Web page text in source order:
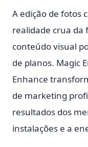
A edição de fotos
realidade crua da
conteúdo visual
de planos. Magic
Enhance
de marketing
resultados dos
instalações e a